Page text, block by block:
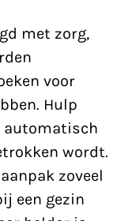
met zorg,
voor
Hulp
automatisch
wordt.
zoveel
een gezin